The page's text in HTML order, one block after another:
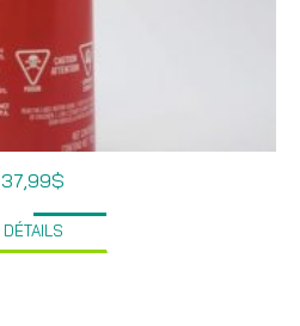
37,99$
DÉTAILS